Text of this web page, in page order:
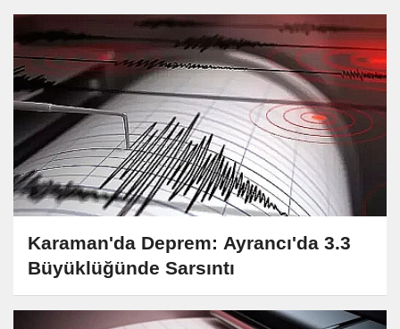
Karaman'da Deprem: Ayrancı'da 3.3
Büyüklüğünde Sarsıntı